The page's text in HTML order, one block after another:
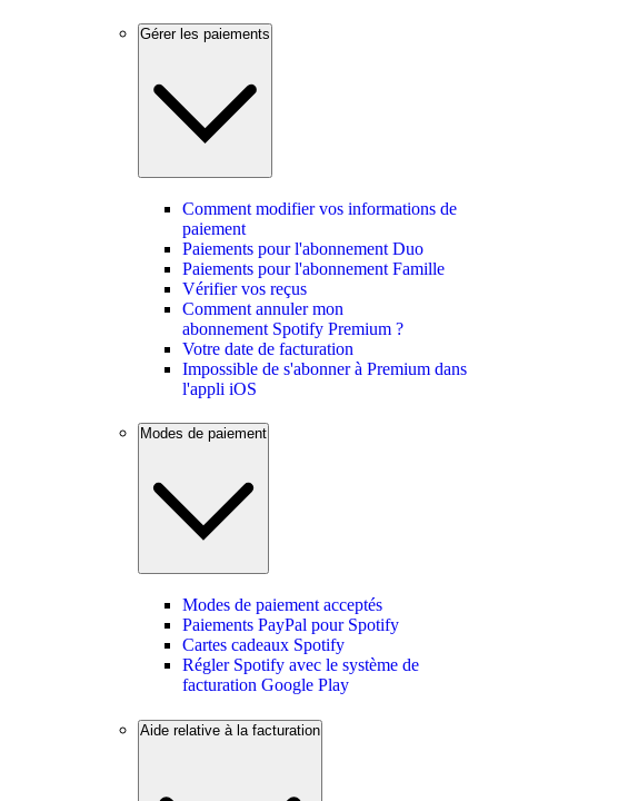
Gérer les paiements
Comment modifier vos informations de
paiement
Paiements pour l'abonnement Duo
Paiements pour l'abonnement Famille
Vérifier vos reçus
Comment annuler mon
abonnement Spotify Premium ?
Votre date de facturation
Impossible de s'abonner à Premium dans
l'appli iOS
Modes de paiement
Modes de paiement acceptés
Paiements PayPal pour Spotify
Cartes cadeaux Spotify
Régler Spotify avec le système de
facturation Google Play
Aide relative à la facturation